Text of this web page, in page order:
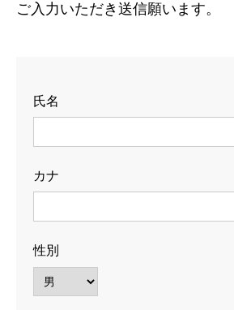
ご入力いただき送信願います。
氏名
カナ
性別